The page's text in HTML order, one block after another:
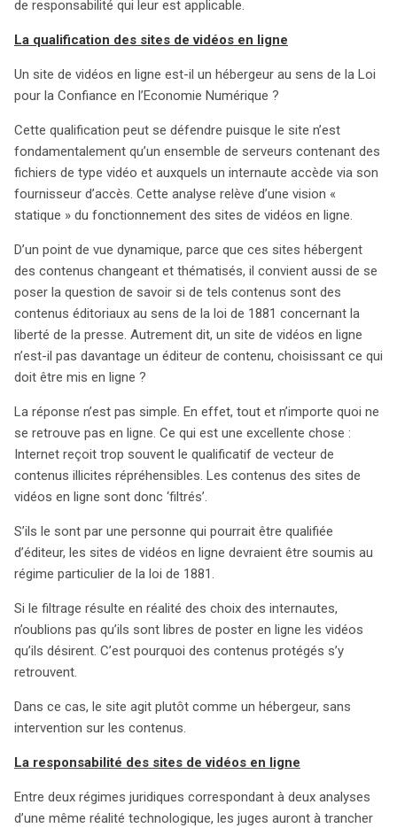
clarifier ces questions, déterminant ainsi le futur de ces
influencer le développement et la régulation des espaces
de partage, tout en préservant le droit à l’expression.
de responsabilité qui leur est applicable.
La qualification des sites de vidéos en ligne
Un site de vidéos en ligne est-il un hébergeur au sens de la Loi
pour la Confiance en l’Economie Numérique ?
Cette qualification peut se défendre puisque le site n’est
fondamentalement qu’un ensemble de serveurs contenant des
fichiers de type vidéo et auxquels un internaute accède via son
fournisseur d’accès. Cette analyse relève d’une vision «
statique » du fonctionnement des sites de vidéos en ligne.
D’un point de vue dynamique, parce que ces sites hébergent
des contenus changeant et thématisés, il convient aussi de se
poser la question de savoir si de tels contenus sont des
contenus éditoriaux au sens de la loi de 1881 concernant la
liberté de la presse. Autrement dit, un site de vidéos en ligne
n’est-il pas davantage un éditeur de contenu, choisissant ce qui
doit être mis en ligne ?
La réponse n’est pas simple. En effet, tout et n’importe quoi ne
se retrouve pas en ligne. Ce qui est une excellente chose :
Internet reçoit trop souvent le qualificatif de vecteur de
contenus illicites répréhensibles. Les contenus des sites de
vidéos en ligne sont donc ‘filtrés’.
S’ils le sont par une personne qui pourrait être qualifiée
d’éditeur, les sites de vidéos en ligne devraient être soumis au
régime particulier de la loi de 1881.
Si le filtrage résulte en réalité des choix des internautes,
n’oublions pas qu’ils sont libres de poster en ligne les vidéos
qu’ils désirent. C’est pourquoi des contenus protégés s’y
retrouvent.
Dans ce cas, le site agit plutôt comme un hébergeur, sans
intervention sur les contenus.
La responsabilité des sites de vidéos en ligne
Entre deux régimes juridiques correspondant à deux analyses
d’une même réalité technologique, les juges auront à trancher